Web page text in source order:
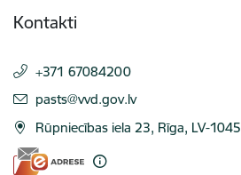
Kontakti
+371 67084200
E-pasts:
pasts@vvd.gov.lv
Rūpniecības iela 23, Rīga, LV-1045